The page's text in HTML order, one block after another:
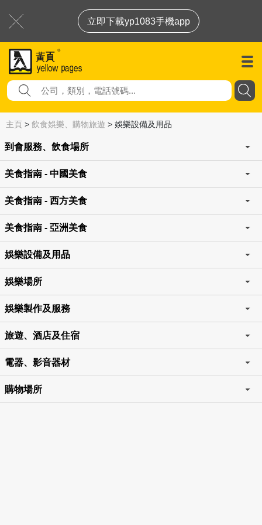
立即下載yp1083手機app
主頁 > 飲食娛樂、購物旅遊 > 娛樂設備及用品
到會服務、飲食場所
美食指南 - 中國美食
美食指南 - 西方美食
美食指南 - 亞洲美食
娛樂設備及用品
娛樂場所
娛樂製作及服務
旅遊、酒店及住宿
電器、影音器材
購物場所